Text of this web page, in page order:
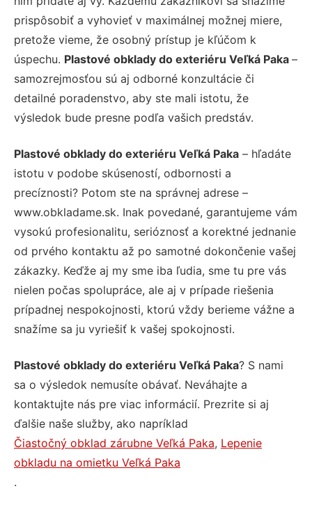
prispôsobiť a vyhovieť v maximálnej možnej miere,
pretože vieme, že osobný prístup je kľúčom k
úspechu. Plastové obklady do exteriéru Veľká Paka –
samozrejmosťou sú aj odborné konzultácie či
detailné poradenstvo, aby ste mali istotu, že
výsledok bude presne podľa vašich predstáv.
Plastové obklady do exteriéru Veľká Paka – hľadáte
istotu v podobe skúseností, odbornosti a
precíznosti? Potom ste na správnej adrese –
www.obkladame.sk. Inak povedané, garantujeme vám
vysokú profesionalitu, serióznosť a korektné jednanie
od prvého kontaktu až po samotné dokončenie vašej
zákazky. Keďže aj my sme iba ľudia, sme tu pre vás
nielen počas spolupráce, ale aj v prípade riešenia
prípadnej nespokojnosti, ktorú vždy berieme vážne a
snažíme sa ju vyriešiť k vašej spokojnosti.
Plastové obklady do exteriéru Veľká Paka? S nami
sa o výsledok nemusíte obávať. Neváhajte a
kontaktujte nás pre viac informácií. Prezrite si aj
ďalšie naše služby, ako napríklad
Čiastočný obklad zárubne Veľká Paka, Lepenie
obkladu na omietku Veľká Paka
.